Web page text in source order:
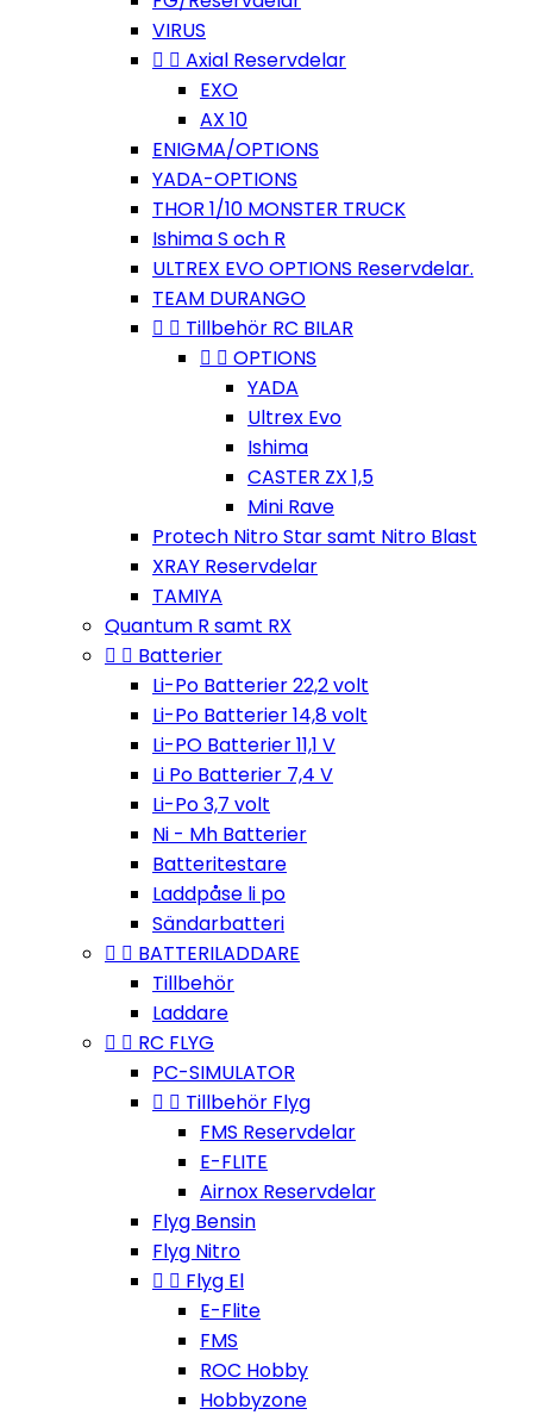
VIRUS
  Axial Reservdelar
EXO
AX 10
ENIGMA/OPTIONS
YADA-OPTIONS
THOR 1/10 MONSTER TRUCK
Ishima S och R
ULTREX EVO OPTIONS Reservdelar.
TEAM DURANGO
  Tillbehör RC BILAR
  OPTIONS
YADA
Ultrex Evo
Ishima
CASTER ZX 1,5
Mini Rave
Protech Nitro Star samt Nitro Blast
XRAY Reservdelar
TAMIYA
Quantum R samt RX
  Batterier
Li-Po Batterier 22,2 volt
Li-Po Batterier 14,8 volt
Li-PO Batterier 11,1 V
Li Po Batterier 7,4 V
Li-Po 3,7 volt
Ni - Mh Batterier
Batteritestare
Laddpåse li po
Sändarbatteri
  BATTERILADDARE
Tillbehör
Laddare
  RC FLYG
PC-SIMULATOR
  Tillbehör Flyg
FMS Reservdelar
E-FLITE
Airnox Reservdelar
Flyg Bensin
Flyg Nitro
  Flyg El
E-Flite
FMS
ROC Hobby
Hobbyzone